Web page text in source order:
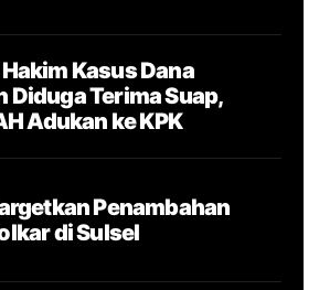
Kasus Dana
Diduga Terima Suap,
Adukan ke KPK
Penambahan
di Sulsel